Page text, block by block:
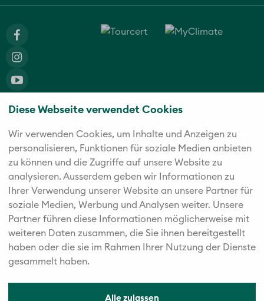
Diese Webseite verwendet Cookies
Wir verwenden Cookies, um Inhalte und Anzeigen zu
personalisieren, Funktionen für soziale Medien anbieten
zu können und die Zugriffe auf unsere Website zu
analysieren. Außerdem geben wir Informationen zu
Ihrer Verwendung unserer Website an unsere Partner für
soziale Medien, Werbung und Analysen weiter. Unsere
Partner führen diese Informationen möglicherweise mit
weiteren Daten zusammen, die Sie ihnen bereitgestellt
haben oder die sie im Rahmen Ihrer Nutzung der Dienste
gesammelt haben.
Alle zulassen
Die fünf starken Marken der Twerenbold Reisen Gruppe